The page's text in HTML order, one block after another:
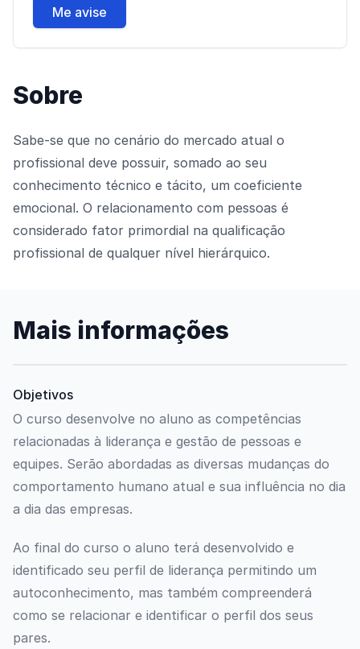
Me avise
Sobre
Sabe-se que no cenário do mercado atual o
profissional deve possuir, somado ao seu
conhecimento técnico e tácito, um coeficiente
emocional. O relacionamento com pessoas é
considerado fator primordial na qualificação
profissional de qualquer nível hierárquico.
Mais informações
Objetivos
O curso desenvolve no aluno as competências
relacionadas à liderança e gestão de pessoas e
equipes. Serão abordadas as diversas mudanças do
comportamento humano atual e sua influência no dia
a dia das empresas.
Ao final do curso o aluno terá desenvolvido e
identificado seu perfil de liderança permitindo um
autoconhecimento, mas também compreenderá
como se relacionar e identificar o perfil dos seus
pares.